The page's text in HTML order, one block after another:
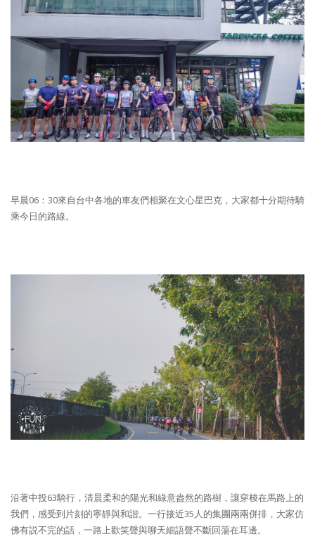
早晨06：30來自台中各地的車友們相聚在文心星巴克，大家都十分期待騎
乘今日的路線。
沿著中投63騎行，清晨柔和的陽光和綠意盎然的路樹，讓穿梭在馬路上的
我們，感受到片刻的寧靜與和諧。一行接近35人的集團兩兩併排，大家仿
佛有説不完的話，一路上歡笑聲與聊天細語聲不斷回蕩在耳邊。